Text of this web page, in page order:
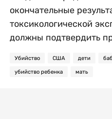
окончательные
токсикологической
должны подтвердить
Убийство США дети
убийство ребенка мать